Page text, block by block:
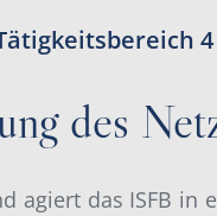
4
des
agiert das ISFB in